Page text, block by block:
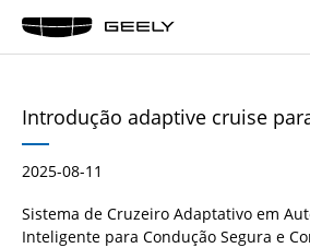
Introdução adaptive cruise
2025-08-11
Sistema de Cruzeiro Adaptativo em
Inteligente para Condução Segura e